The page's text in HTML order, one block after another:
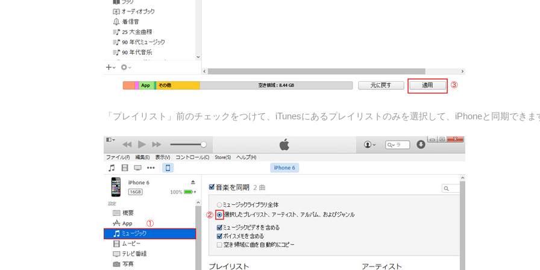
「プレイリスト」前のチェックをつけて、iTunesにあるプレイリストのみを選択して、iPhoneと同期できま